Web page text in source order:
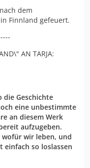
dem
Finnland gefeuert.
AN TARJA:
die Geschichte
eine unbestimmte
an diesem Werk
aufzugeben.
wir leben, und
einfach so loslassen